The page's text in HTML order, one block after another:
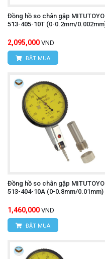
Đồng hồ so chân gập MITUTOYO
513-405-10T (0-0.2mm/
2,095,000 VND
ĐẶT MUA
Đồng hồ so chân gập MITUTOYO
513-404-10A (0-0.8mm/0.01mm)
1,460,000 VND
ĐẶT MUA